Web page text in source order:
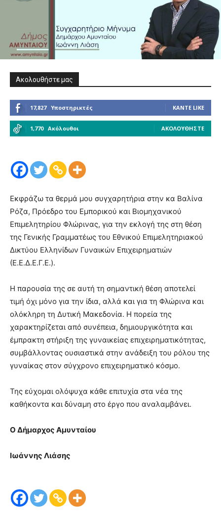
Ακολουθήστε μας
17,827 Υποστηρικτές ΚΆΝΤΕ LIKE
1,770 Ακόλουθοι ΑΚΟΛΟΥΘΉΣΤΕ
Εκφράζω τα θερμά μου συγχαρητήρια στην κα Βαλίνα
Ρόζα, Πρόεδρο του Εμπορικού και Βιομηχανικού
Επιμελητηρίου Φλώρινας, για την εκλογή της στη θέση
της Γενικής Γραμματέως του Εθνικού Επιμελητηριακού
Δικτύου Ελληνίδων Γυναικών Επιχειρηματιών
(Ε.Ε.Δ.Ε.Γ.Ε.).
Η παρουσία της σε αυτή τη σημαντική θέση αποτελεί
τιμή όχι μόνο για την ίδια, αλλά και για τη Φλώρινα και
ολόκληρη τη Δυτική Μακεδονία. Η πορεία της
χαρακτηρίζεται από συνέπεια, δημιουργικότητα και
έμπρακτη στήριξη της γυναικείας επιχειρηματικότητας,
συμβάλλοντας ουσιαστικά στην ανάδειξη του ρόλου της
γυναίκας στον σύγχρονο επιχειρηματικό κόσμο.
Της εύχομαι ολόψυχα κάθε επιτυχία στα νέα της
καθήκοντα και δύναμη στο έργο που αναλαμβάνει.
Ο Δήμαρχος Αμυνταίου
Ιωάννης Λιάσης